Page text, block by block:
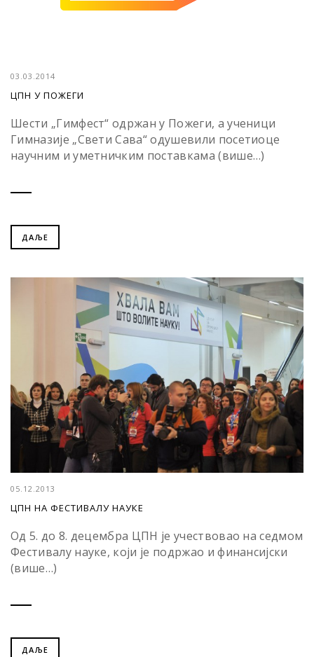
03.03.2014
ЦПН У ПОЖЕГИ
Шести „Гимфест“ одржан у Пожеги, а ученици
Гимназије „Свети Сава“ одушевили посетиоце
научним и уметничким поставкама (више…)
ДАЉЕ
05.12.2013
ЦПН НА ФЕСТИВАЛУ НАУКЕ
Од 5. до 8. децембра ЦПН је учествовао на седмом
Фестивалу науке, који је подржао и финансијски
(више…)
ДАЉЕ